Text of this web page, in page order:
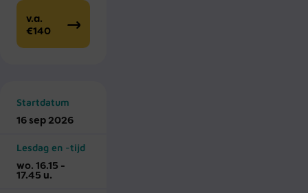
v.a.
€140
Startdatum
16 sep 2026
Lesdag en -tijd
wo. 16.15 -
17.45 u.